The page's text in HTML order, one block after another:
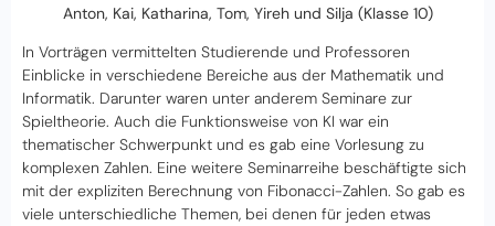
Anton, Kai, Katharina, Tom, Yireh und Silja (Klasse 10)
In Vorträgen vermittelten Studierende und Professoren
Einblicke in verschiedene Bereiche aus der Mathematik und
Informatik. Darunter waren unter anderem Seminare zur
Spieltheorie. Auch die Funktionsweise von KI war ein
thematischer Schwerpunkt und es gab eine Vorlesung zu
komplexen Zahlen. Eine weitere Seminarreihe beschäftigte sich
mit der expliziten Berechnung von Fibonacci-Zahlen. So gab es
viele unterschiedliche Themen, bei denen für jeden etwas